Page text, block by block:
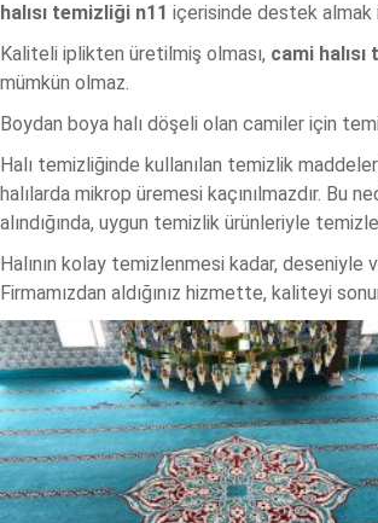
halısı temizliği n11 içerisinde destek almak
Kaliteli iplikten üretilmiş olması, cami
mümkün olmaz.
Boydan boya halı döşeli olan camiler için
Halı temizliğinde kullanılan temizlik
halılarda mikrop üremesi kaçınılmazdır. Bu
alındığında, uygun temizlik ürünleriyle
Halının kolay temizlenmesi kadar,
Firmamızdan aldığınız hizmette, kaliteyi